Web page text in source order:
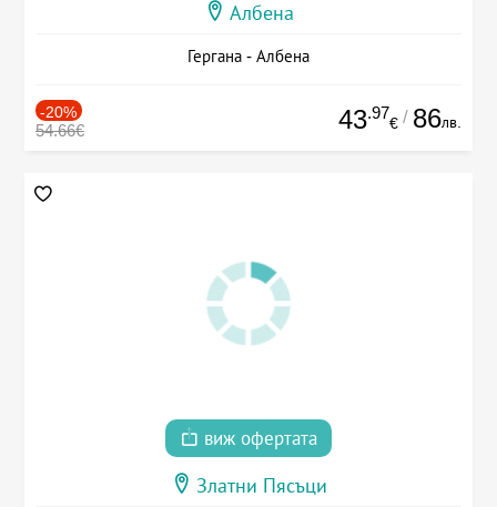
Албена
Гергана - Албена
-20%
54.66€ 43.97
€ / 86лв.
виж офертата
Златни Пясъци